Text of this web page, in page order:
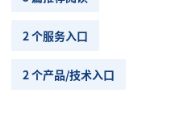
2 个服务入口
2 个产品/技术入口